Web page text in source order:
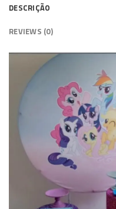
DESCRIÇÃO
REVIEWS (0)